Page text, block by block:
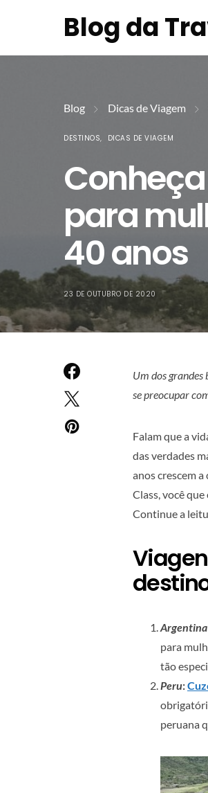
Blog da
Blog Dicas de Viagem
DESTINOS DICAS DE VIAGEM
para
40 anos
23 DE OUTUBRO DE 2020
Um dos grandes
se preocupar
Falam que a
das verdades
anos crescem
Class, você
Continue a
Argentina
para
tão
Peru:
peruana